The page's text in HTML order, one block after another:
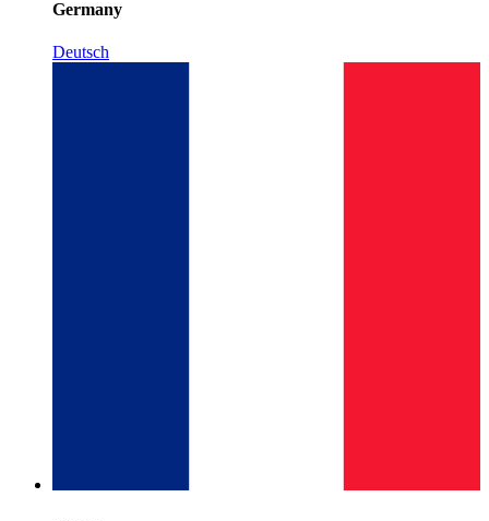
Germany
Deutsch